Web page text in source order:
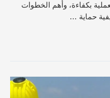
بكفاءة، وأهم الخطوات
حماية …